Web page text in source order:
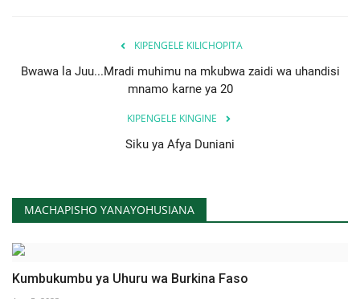
KIPENGELE KILICHOPITA
Bwawa la Juu...Mradi muhimu na mkubwa zaidi wa uhandisi
mnamo karne ya 20
KIPENGELE KINGINE
Siku ya Afya Duniani
MACHAPISHO YANAYOHUSIANA
Kumbukumbu ya Uhuru wa Burkina Faso